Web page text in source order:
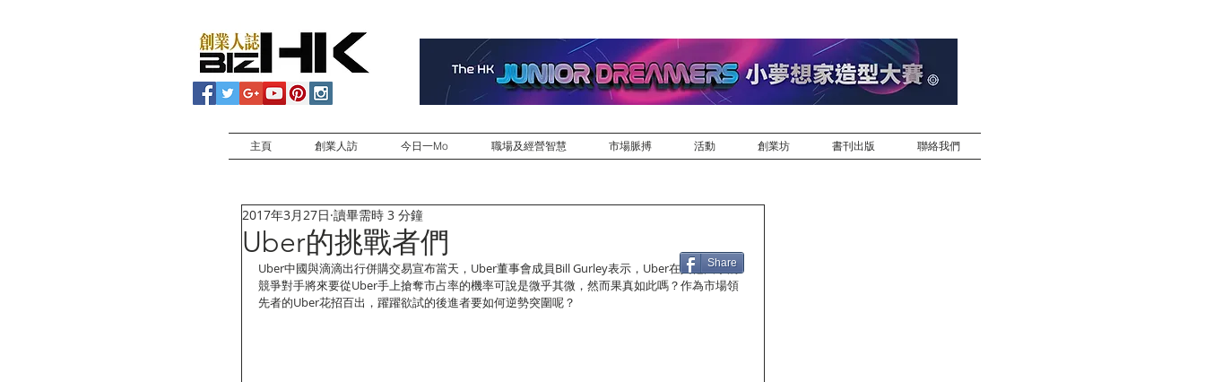
主頁 創業人訪 今日一Mo 職場及經營智慧 市場脈搏 活動 創業坊 書刊出版 聯絡我們
Uber的挑戰者們
2017年3月27日 讀畢需時 3 分鐘
Uber中國與滴滴出行併購交易宣布當天，Uber董事會成員Bill Gurley表示，Uber在其他國家的
競爭對手將來要從Uber手上搶奪市占率的機率可說是微乎其微，然而果真如此嗎？作為市場領
先者的Uber花招百出，躍躍欲試的後進者要如何逆勢突圍呢？
Share